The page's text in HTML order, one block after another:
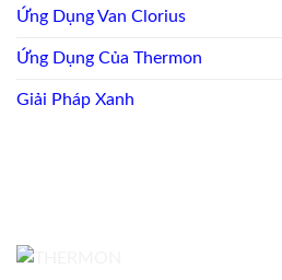
Ứng Dụng Van Clorius
Ứng Dụng Của Thermon
Giải Pháp Xanh